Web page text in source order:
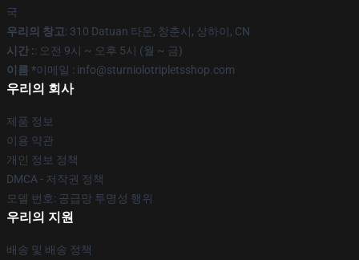
국
우리의 창고: 310 Datuan 타운, 창춘시, 상하이, CN
시간 :: 오전 9시 ~ 오후 5시 (월 ~ 금)
이름 *이메일 : info@sturniolotripletsshop.com
우리의 회사
제품 정보
이용 약관
개인 정보 정책
DMCA - 저작권 정책
모델 번호: 공급망 투명성 행위
우리의 지원
배송 및 배송 정책